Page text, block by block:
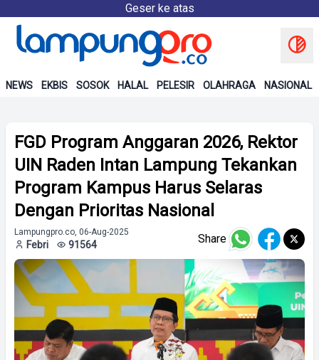
Geser ke atas
NEWS EKBIS SOSOK HALAL PELESIR OLAHRAGA NASIONAL
FGD Program Anggaran 2026, Rektor
UIN Raden Intan Lampung Tekankan
Program Kampus Harus Selaras
Dengan Prioritas Nasional
Lampungpro.co, 06-Aug-2025
Febri 91564 Share